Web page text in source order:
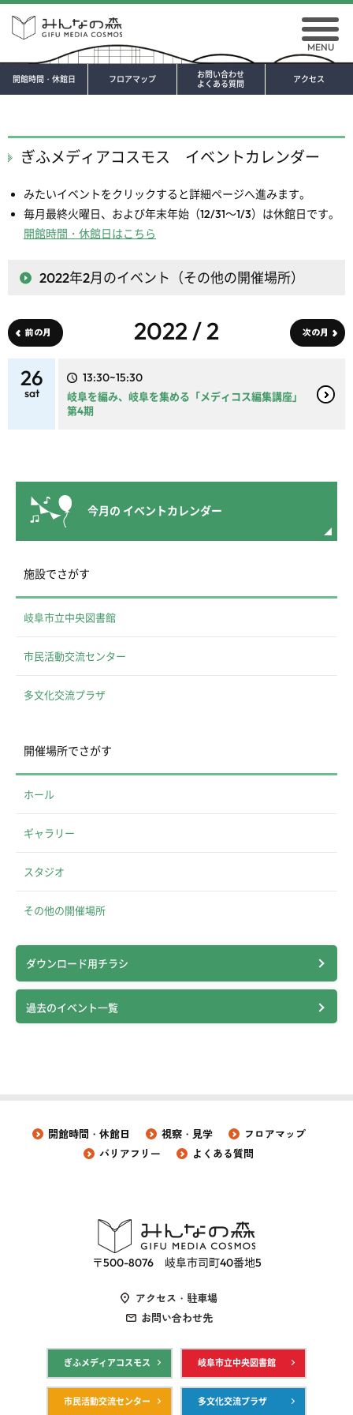
アクセス
開館時間・休館日 フロアマップ
お問い合わせ
よくある質問
MENU
ぎふメディアコスモス イベントカレンダー
みたいイベントをクリックすると詳細ページへ進みます。
毎月最終火曜日、および年末年始（12/31～1/3）は休館日です。
開館時間・休館日はこちら
2022年2月のイベント（その他の開催場所）
前の月 2022 / 2 次の月
26
sat
13:30~15:30
岐阜を編み、岐阜を集める「メディコス編集講座」
第4期
今月の イベントカレンダー
施設でさがす
岐阜市立中央図書館
市民活動交流センター
多文化交流プラザ
開催場所でさがす
ホール
ギャラリー
スタジオ
その他の開催場所
ダウンロード用チラシ
過去のイベント一覧
開館時間・休館日 視察・見学
フロアマップ
バリアフリー
よくある質問
〒500-8076 岐阜市司町40番地5
アクセス・駐車場
お問い合わせ先
ぎふメディアコスモス 岐阜市立中央図書館
市民活動交流センター 多文化交流プラザ